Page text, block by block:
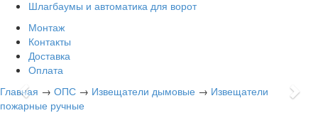
Шлагбаумы и автоматика для ворот
Монтаж
Контакты
Доставка
Оплата
Previous
Главная → ОПС → Извещатели дымовые → Извещатели
пожарные ручные